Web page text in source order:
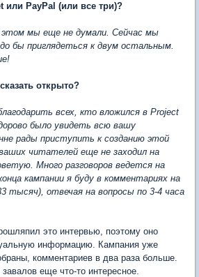
или PayPal (или все три)?
этом мы еще не думали. Сейчас мы
бы приглядеться к двум остальным.
открыто?
всех, кто вложился в Project
было увидеть всю вашу
рады приступить к созданию этой
читателей еще не заходил на
Много разговоров ведется на
кампании я буду в комментариях на
тысяч), отвечая на вопросы по 3-4 часа
это интервью, поэтому оно
информацию. Кампания уже
комментариев в два раза больше.
еще что-то интересное.